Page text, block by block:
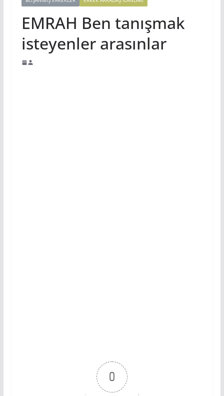
EMRAH Ben tanışmak
isteyenler arasınlar
0